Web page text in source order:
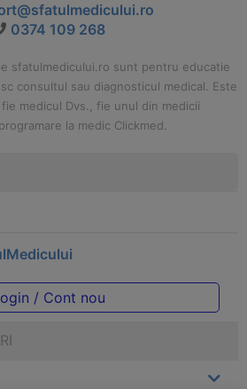
0374 109 268
sfatulmedicului.ro sunt pentru educatie
consultul sau diagnosticul medical. Este
medicul Dvs., fie unul din medicii
la medic Clickmed.
/ Cont nou